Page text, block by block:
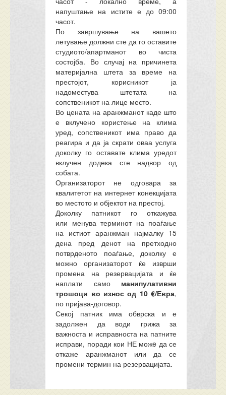
напуштање на истите е до 09:00
часот.
По завршување на вашето
летување должни сте да го оставите
студиото/апартманот во чиста
состојба. Во случај на причинета
материјална штета за време на
престојот, корисникот ја
надоместува штетата на
сопственикот на лице место.
Во цената на аранжманот каде што
е вклучено користење на клима
уред, сопственикот има право да
реагира и да ја скрати оваа услуга
доколку го оставате клима уредот
вклучен додека сте надвор од
собата.
Организаторот не одговара за
квалитетот на интернет конекцијата
во местото и објектот на престој.
Доколку патникот гооткажува
или менува терминот на поаѓање
на истиот аранжман најмалку 15
дена пред денот на претходно
потврденото поаѓање, доколку е
можно организаторот ќе изврши
промена на резервацијата и ќе
наплати само манипулативни
трошоци во износ од 10 €/Евра,
по пријава-договор.
Секој патник има обврска и е
задолжен да води грижа за
важноста и исправноста на патните
исправи, поради кои НЕ можe да се
откаже аранжманот или да се
промени термин на резервацијата.